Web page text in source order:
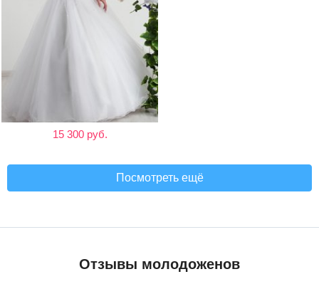
15 300 руб.
Посмотреть ещё
Отзывы молодоженов